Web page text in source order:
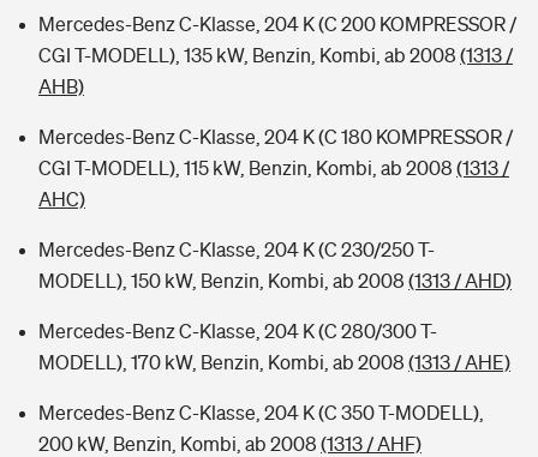
Mercedes-Benz C-Klasse, 204 K (C 200 KOMPRESSOR /
CGI T-MODELL), 135 kW, Benzin, Kombi, ab 2008 (1313 /
AHB)
Mercedes-Benz C-Klasse, 204 K (C 180 KOMPRESSOR /
CGI T-MODELL), 115 kW, Benzin, Kombi, ab 2008 (1313 /
AHC)
Mercedes-Benz C-Klasse, 204 K (C 230/250 T-
MODELL), 150 kW, Benzin, Kombi, ab 2008 (1313 / AHD)
Mercedes-Benz C-Klasse, 204 K (C 280/300 T-
MODELL), 170 kW, Benzin, Kombi, ab 2008 (1313 / AHE)
Mercedes-Benz C-Klasse, 204 K (C 350 T-MODELL),
200 kW, Benzin, Kombi, ab 2008 (1313 / AHF)